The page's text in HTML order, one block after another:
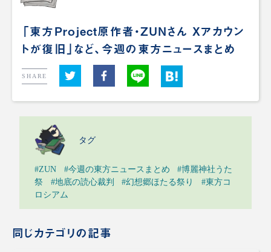
「東方Project原作者・ZUNさん Xアカウン
トが復旧」など、今週の東方ニュースまとめ
SHARE
タグ
#ZUN #今週の東方ニュースまとめ
#博麗神社うた
祭
#地底の読心裁判 #幻想郷ほたる祭り
#東方コ
ロシアム
同じカテゴリの記事